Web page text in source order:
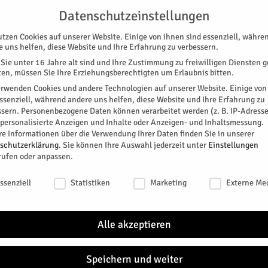
KONTAKT IMPRESSUM
SPEZIAL E-PAPER KINO GALERIE
Er ist Haus- und Hoffotograf des HERZOG. So ist
man ihn auf den diversen Jülicher Brauchtums- und
mit einer Kamera und nicht mit einem Bier in der Hand sieht.
Datenschutzeinstellungen
Cookies auf unserer Website. Einige von ihnen sind essenziell,
uns helfen, diese Website und Ihre Erfahrung zu verbessern.
unter 16 Jahre alt sind und Ihre Zustimmung zu freiwilligen Diensten
müssen Sie Ihre Erziehungsberechtigten um Erlaubnis bitten.
Cookies und andere Technologien auf unserer Website. Einige
während andere uns helfen, diese Website und Ihre Erfahrung zu
Personenbezogene Daten können verarbeitet werden (z. B. IP-
Anzeigen und Inhalte oder Anzeigen- und Inhaltsmessung.
Informationen über die Verwendung Ihrer Daten finden Sie in unserer
. Sie können Ihre Auswahl jederzeit unter Einstellungen
oder anpassen.
Statistiken Marketing Externe
Alle akzeptieren
Speichern und weiter